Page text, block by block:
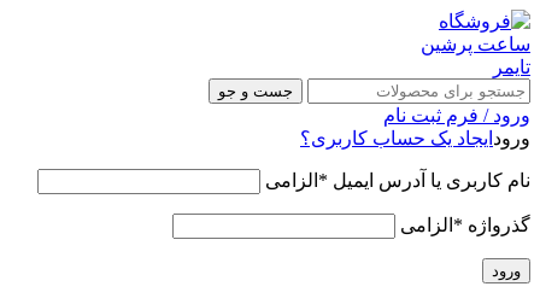
جست و جو
ورود / فرم ثبت نام
ورود ایجاد یک حساب کاربری؟
نام کاربری یا آدرس ایمیل * الزامی
گذرواژه * الزامی
ورود